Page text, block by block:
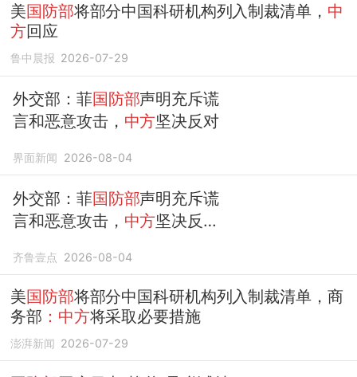
美国防部将部分中国科研机构列入制裁清单， 中
方回应
鲁中晨报 2026-07-29
外交部：菲国防部声明充斥谎
言和恶意攻击， 中方坚决反对
界面新闻 2026-08-04
外交部：菲国防部声明充斥谎
言和恶意攻击， 中方坚决反
齐鲁壹点 2026-08-04
美国防部将部分中国科研机构列入制裁清单，商
务部 ：中方将采取必要措施
澎湃新闻 2026-07-29